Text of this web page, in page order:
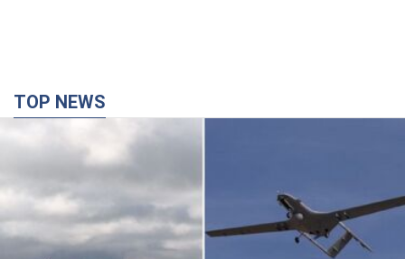
TOP NEWS